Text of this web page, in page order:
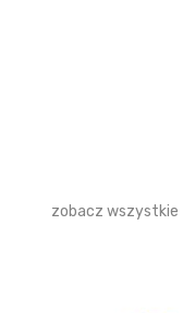
zobacz wszystkie